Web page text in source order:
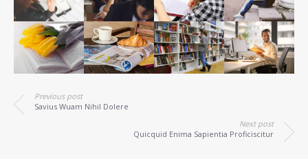
Previous post
Savius Wuam Nihil Dolere
Next post
Quicquid Enima Sapientia Proficiscitur